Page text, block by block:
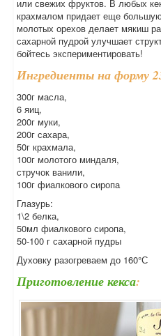
или свежих фруктов. В любых
крахмалом придает еще
молотых орехов делает мякиш
сахарной пудрой улучшает
бойтесь экспериментировать!
Ингредиенты на форму
300г масла,
6 яиц,
200г муки,
200г сахара,
50г крахмала,
100г молотого миндаля,
стручок ванили,
100г фиалкового сиропа
Глазурь:
1\2 белка,
50мл фиалкового сиропа,
50-100 г сахарной пудры
Духовку разогреваем до 160°С
Приготовление кекса: